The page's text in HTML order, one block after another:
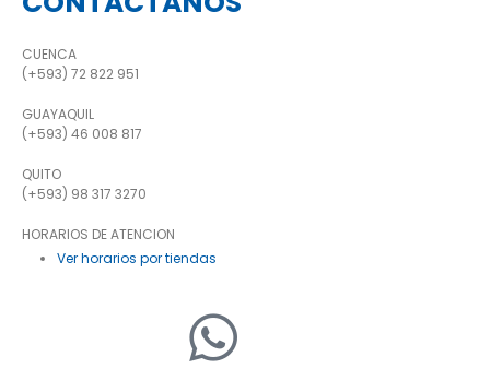
CUENCA
(+593) 72 822 951
GUAYAQUIL
(+593) 46 008 817
QUITO
(+593) 98 317 3270
HORARIOS DE ATENCION
Ver horarios por tiendas